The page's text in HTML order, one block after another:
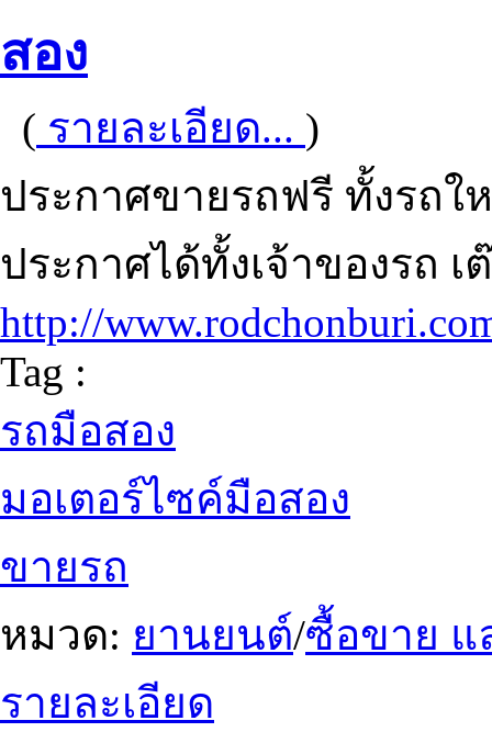
สอง
( รายละเอียด... )
ประกาศขายรถฟรี ทั้งรถใ
ประกาศได้ทั้งเจ้าของรถ
http://
Tag :
รถมือสอง
มอเตอร์ไซค์มือสอง
ขายรถ
หมวด: ยานยนต์/ซื้อขาย แ
รายละเอียด